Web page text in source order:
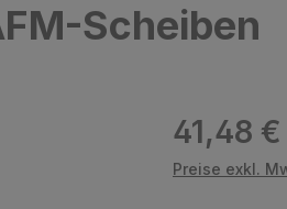
Scheiben
Regulärer
41,48 €
Preise exkl.